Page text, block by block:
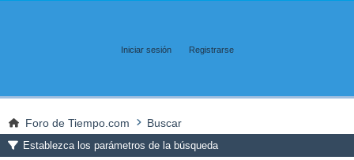
Iniciar sesión Registrarse
Foro de Tiempo.com Buscar
Establezca los parámetros de la búsqueda